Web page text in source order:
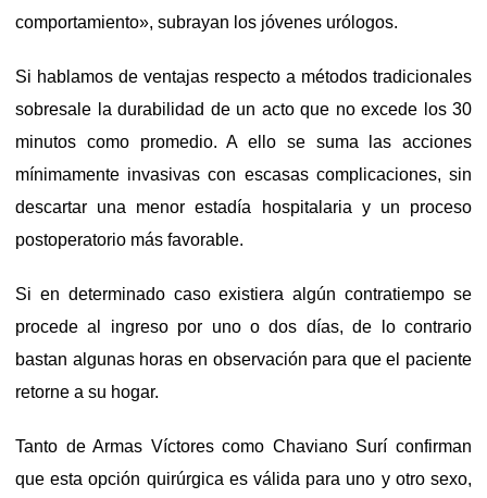
comportamiento», subrayan los jóvenes urólogos.
Si hablamos de ventajas respecto a métodos tradicionales
sobresale la durabilidad de un acto que no excede los 30
minutos como promedio. A ello se suma las acciones
mínimamente invasivas con escasas complicaciones, sin
descartar una menor estadía hospitalaria y un proceso
postoperatorio más favorable.
Si en determinado caso existiera algún contratiempo se
procede al ingreso por uno o dos días, de lo contrario
bastan algunas horas en observación para que el paciente
retorne a su hogar.
Tanto de Armas Víctores como Chaviano Surí confirman
que esta opción quirúrgica es válida para uno y otro sexo,